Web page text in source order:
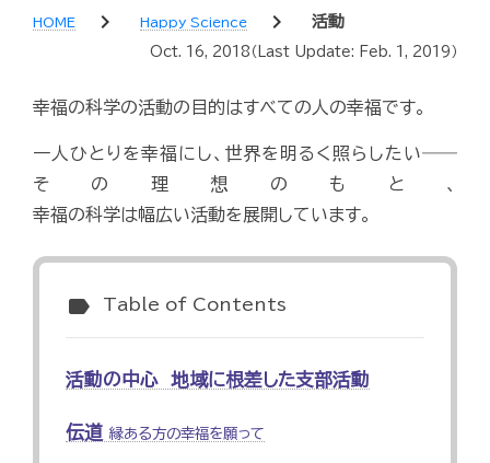
HOME chevron_right Happy Science chevron_right 活動
Oct. 16, 2018 （Last Update: Feb. 1, 2019 ）
幸福の科学の活動の目的はすべての人の幸福です。
一人ひとりを幸福にし、世界を明るく照らしたい――
その理想のもと、
幸福の科学は幅広い活動を展開しています。
label Table of Contents
活動の中心 地域に根差した支部活動
伝道 縁ある方の幸福を願って